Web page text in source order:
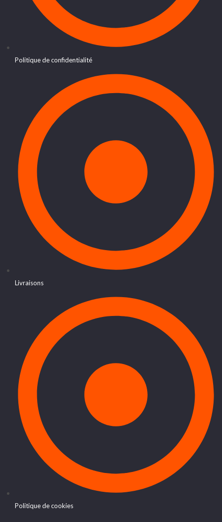
Politique de confidentialité
Livraisons
Politique de cookies